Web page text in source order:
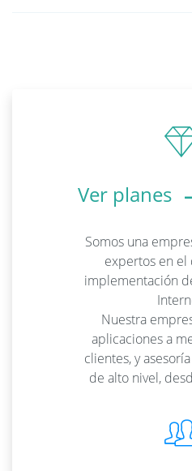
Ver planes
Somos una
expertos en el
implementación
Nuestra
aplicaciones a
clientes, y
de alto nivel,